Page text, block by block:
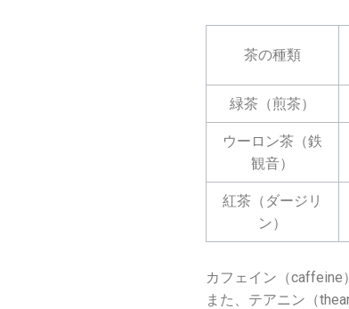
茶の種類
緑茶（煎茶）
ウーロン茶（鉄
観音）
紅茶（ダージリ
ン）
カフェイン（caffeine
また、テアニン（